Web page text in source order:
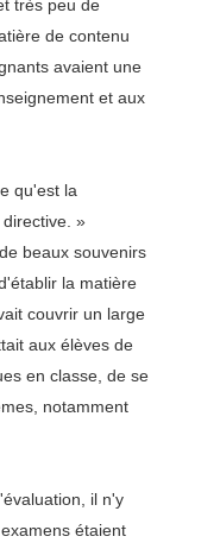
très peu de
de contenu
avaient une
et aux
qu'est la
»
beaux souvenirs
la matière
couvrir un large
aux élèves de
en classe, de se
notamment
il n'y
étaient